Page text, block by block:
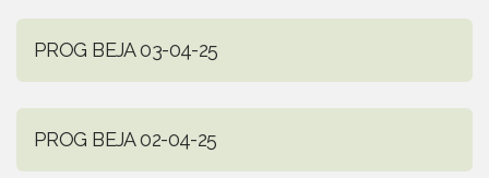
PROG BEJA 03-04-25
PROG BEJA 02-04-25